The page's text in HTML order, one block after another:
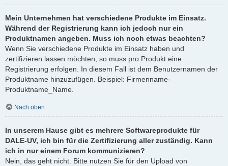
Mein Unternehmen hat verschiedene Produkte im Einsatz.
Während der Registrierung kann ich jedoch nur ein
Produktnamen angeben. Muss ich noch etwas beachten?
Wenn Sie verschiedene Produkte im Einsatz haben und
zertifizieren lassen möchten, so muss pro Produkt eine
Registrierung erfolgen. In diesem Fall ist dem Benutzernamen der
Produktname hinzuzufügen. Beispiel: Firmenname-
Produktname_Name.
Nach oben
In unserem Hause gibt es mehrere Softwareprodukte für
DALE-UV, ich bin für die Zertifizierung aller zuständig. Kann
ich in nur einem Forum kommunizieren?
Nein, das geht nicht. Bitte nutzen Sie für den Upload von